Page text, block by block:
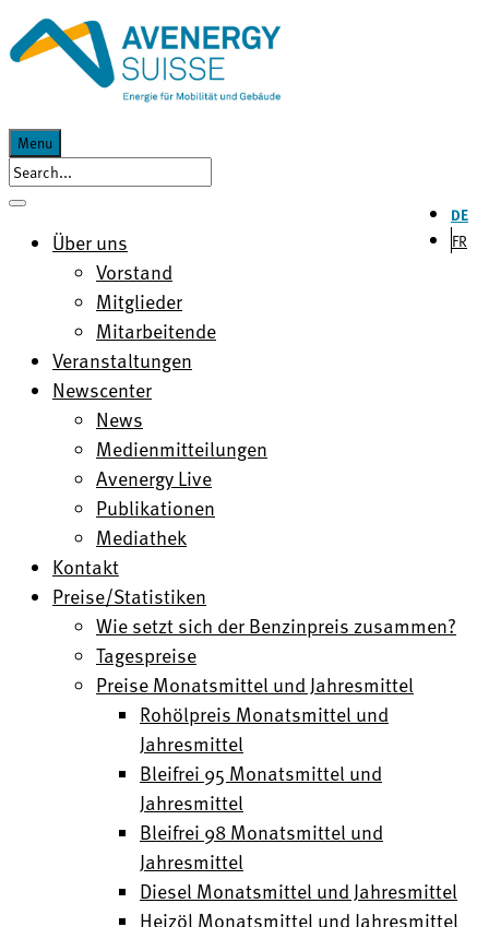
Menu
DE
FR
Über uns
Vorstand
Mitglieder
Mitarbeitende
Veranstaltungen
Newscenter
News
Medienmitteilungen
Avenergy Live
Publikationen
Mediathek
Kontakt
Preise/Statistiken
Wie setzt sich der Benzinpreis zusammen?
Tagespreise
Preise Monatsmittel und Jahresmittel
Rohölpreis Monatsmittel und
Jahresmittel
Bleifrei 95 Monatsmittel und
Jahresmittel
Bleifrei 98 Monatsmittel und
Jahresmittel
Diesel Monatsmittel und Jahresmittel
Heizöl Monatsmittel und Jahresmittel